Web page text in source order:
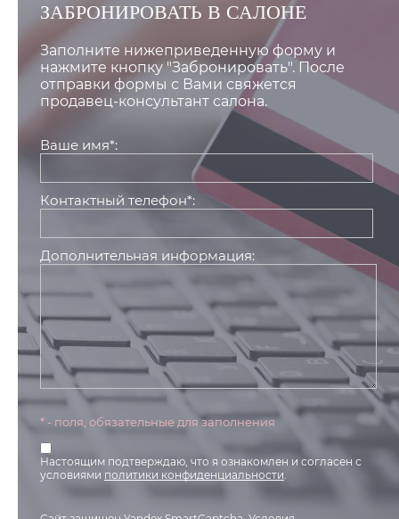
ЗАБРОНИРОВАТЬ В САЛОНЕ
Заполните нижеприведенную форму и
нажмите кнопку "Забронировать". После
отправки формы с Вами свяжется
продавец-консультант салона.
Ваше имя*:
Контактный телефон*:
Дополнительная информация:
* - поля, обязательные для заполнения
Настоящим подтверждаю, что я ознакомлен и согласен с
условиями политики конфиденциальности.